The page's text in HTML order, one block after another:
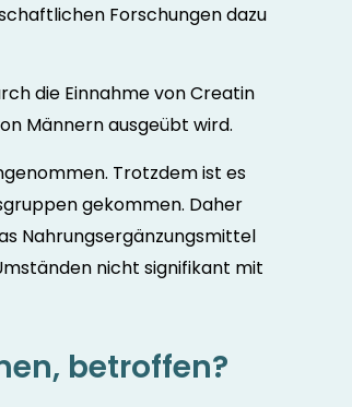
Forschungen dazu
die Einnahme von Creatin
Männern ausgeübt wird.
Trotzdem ist es
gekommen. Daher
Nahrungsergänzungsmittel
nicht signifikant mit
betroffen?